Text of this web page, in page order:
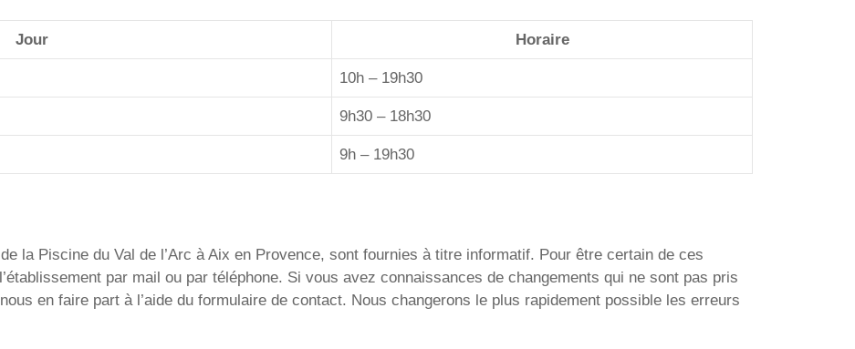
Jour Horaire
10h – 19h30
9h30 – 18h30
9h – 19h30
la Piscine du Val de l’Arc à Aix en Provence, sont fournies à titre informatif. Pour être certain de ces
par mail ou par téléphone. Si vous avez connaissances de changements qui ne sont pas pris
en faire part à l’aide du formulaire de contact. Nous changerons le plus rapidement possible les erreurs